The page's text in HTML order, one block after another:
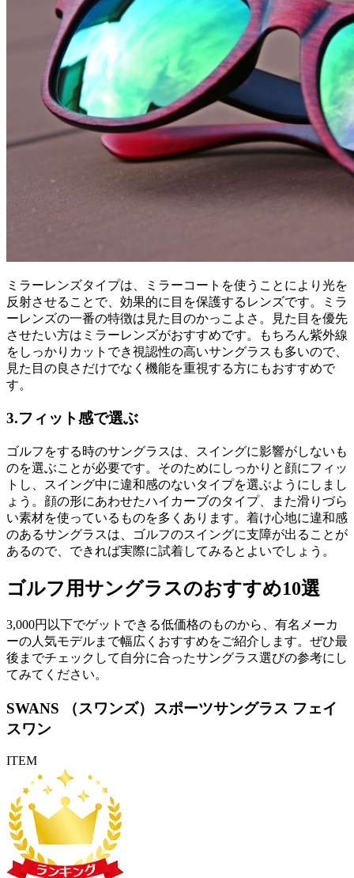
ミラーレンズタイプは、ミラーコートを使うことにより光を
反射させることで、効果的に目を保護するレンズです。ミラ
ーレンズの一番の特徴は見た目のかっこよさ。見た目を優先
させたい方はミラーレンズがおすすめです。もちろん紫外線
をしっかりカットでき視認性の高いサングラスも多いので、
見た目の良さだけでなく機能を重視する方にもおすすめで
す。
3.フィット感で選ぶ
ゴルフをする時のサングラスは、スイングに影響がしないも
のを選ぶことが必要です。そのためにしっかりと顔にフィッ
トし、スイング中に違和感のないタイプを選ぶようにしまし
ょう。顔の形にあわせたハイカーブのタイプ、また滑りづら
い素材を使っているものを多くあります。着け心地に違和感
のあるサングラスは、ゴルフのスイングに支障が出ることが
あるので、できれば実際に試着してみるとよいでしょう。
ゴルフ用サングラスのおすすめ10選
3,000円以下でゲットできる低価格のものから、有名メーカ
ーの人気モデルまで幅広くおすすめをご紹介します。ぜひ最
後までチェックして自分に合ったサングラス選びの参考にし
てみてください。
SWANS （スワンズ）スポーツサングラス フェイ
スワン
ITEM